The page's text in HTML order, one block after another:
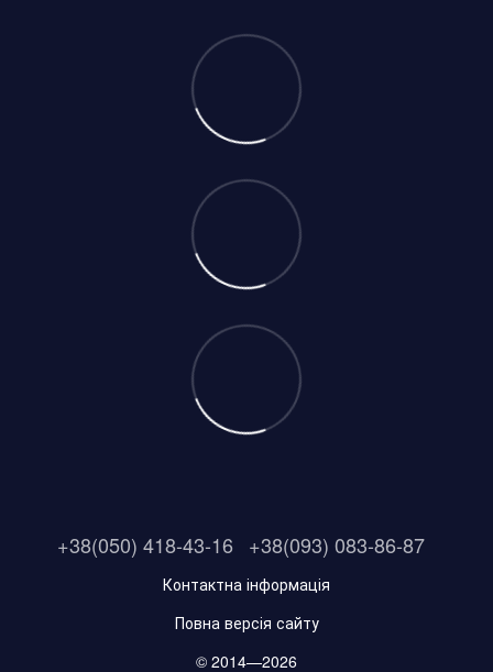
+38(050) 418-43-16 +38(093) 083-86-87
Контактна інформація
Повна версія сайту
© 2014—2026